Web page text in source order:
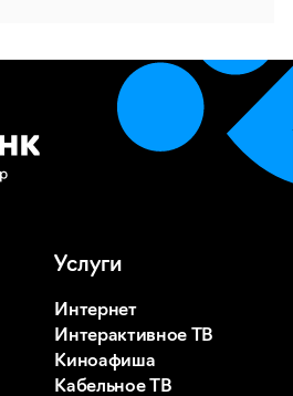
Услуги
Интернет
Интерактивное ТВ
Киноафиша
Кабельное ТВ